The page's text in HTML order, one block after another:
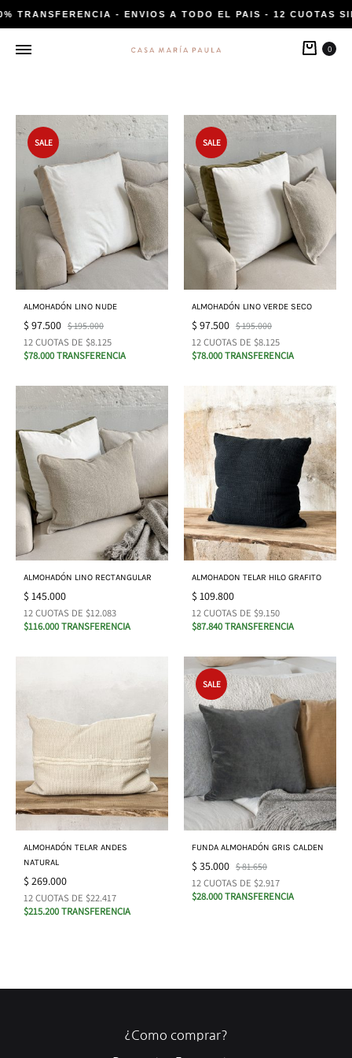
0
SALE
ALMOHADÓN LINO NUDE
$ 97.500 $195.000
12 CUOTAS DE $8.125
$78.000 TRANSFERENCIA
SALE
ALMOHADÓN LINO VERDE SECO
$ 97.500 $195.000
12 CUOTAS DE $8.125
$78.000 TRANSFERENCIA
ALMOHADÓN LINO RECTANGULAR
$ 145.000
12 CUOTAS DE $12.083
$116.000 TRANSFERENCIA
ALMOHADON TELAR HILO GRAFITO
$ 109.800
12 CUOTAS DE $9.150
$87.840 TRANSFERENCIA
ALMOHADÓN TELAR ANDES
NATURAL
$ 269.000
12 CUOTAS DE $22.417
$215.200 TRANSFERENCIA
SALE
FUNDA ALMOHADÓN GRIS CALDEN
$ 35.000 $81.650
12 CUOTAS DE $2.917
$28.000 TRANSFERENCIA
¿Como comprar?
TRANSFERENCIA - ENVIOS A TODO EL PAIS - 12 CUOTAS